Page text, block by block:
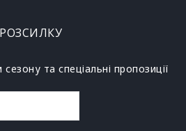
та спеціальні пропозиції